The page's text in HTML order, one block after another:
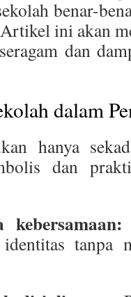
benar-
ini akan
dan
dalam
hanya
dan
kebersamaan:
tanpa